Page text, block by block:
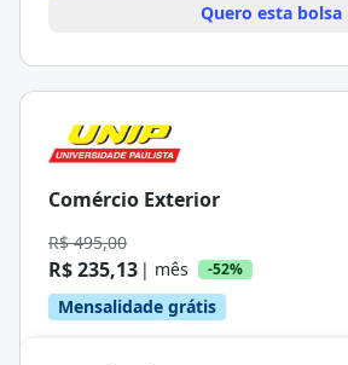
Quero esta bolsa
Comércio Exterior
R$ 495,00
R$ 235,13 | mês -52%
Mensalidade grátis